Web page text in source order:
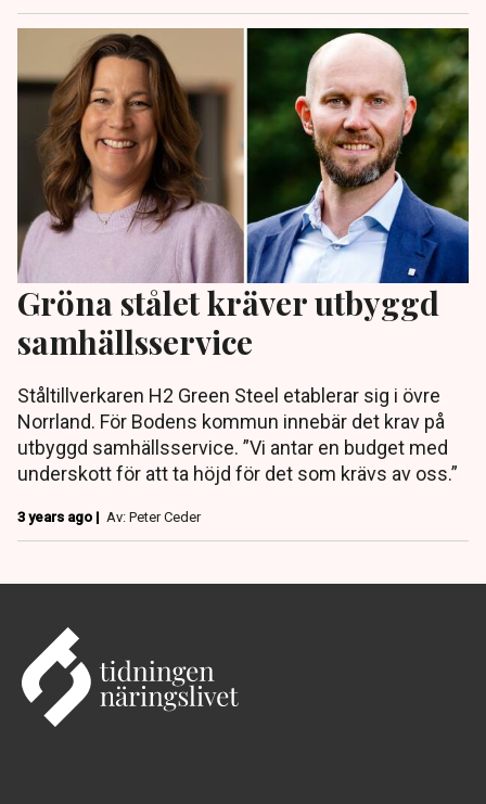
Gröna stålet kräver utbyggd
samhällsservice
Ståltillverkaren H2 Green Steel etablerar sig i övre
Norrland. För Bodens kommun innebär det krav på
utbyggd samhällsservice. ”Vi antar en budget med
underskott för att ta höjd för det som krävs av oss.”
3 years ago | Av: Peter Ceder